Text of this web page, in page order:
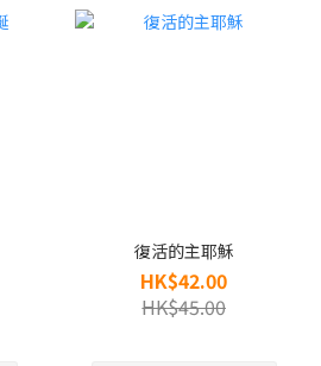
復活的主耶穌
HK$42.00
HK$45.00